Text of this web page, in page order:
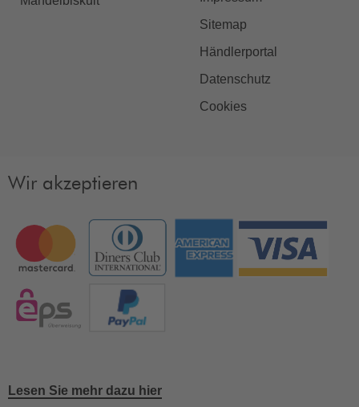
Sitemap
Händlerportal
Datenschutz
Cookies
Wir akzeptieren
Lesen Sie mehr dazu hier